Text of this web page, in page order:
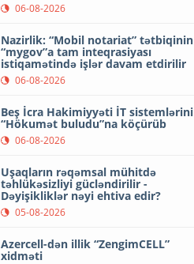
06-08-2026
Nazirlik: “Mobil notariat” tətbiqinin
“mygov”a tam inteqrasiyası
istiqamətində işlər davam etdirilir
06-08-2026
Beş İcra Hakimiyyəti İT sistemlərini
“Hökumət buludu”na köçürüb
06-08-2026
Uşaqların rəqəmsal mühitdə
təhlükəsizliyi gücləndirilir -
Dəyişikliklər nəyi ehtiva edir?
05-08-2026
Azercell-dən illik “ZengimCELL”
xidməti